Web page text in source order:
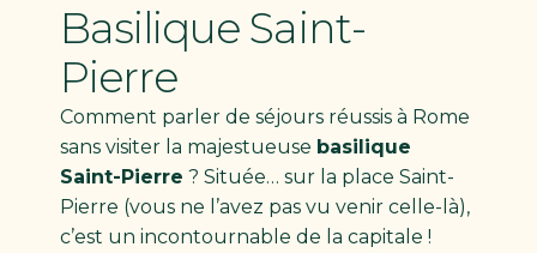
Basilique Saint-
Pierre
Comment parler de séjours réussis à Rome
sans visiter la majestueuse basilique
Saint-Pierre ? Située… sur la place Saint-
Pierre (vous ne l’avez pas vu venir celle-là),
c’est un incontournable de la capitale !